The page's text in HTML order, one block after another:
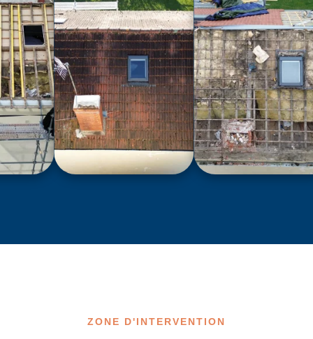
ZONE D'INTERVENTION